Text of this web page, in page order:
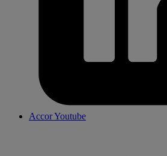
Accor Youtube